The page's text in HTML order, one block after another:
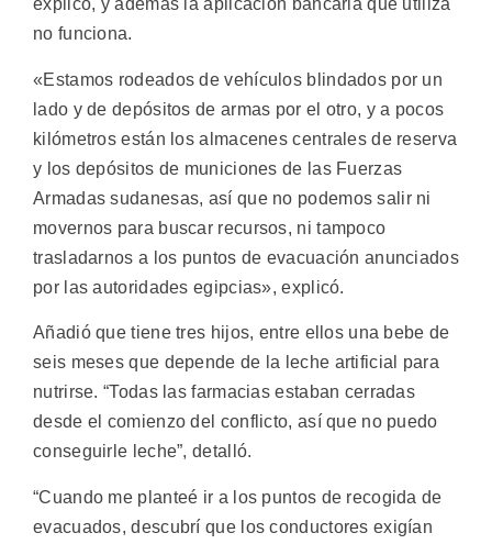
explicó, y además la aplicación bancaria que utiliza
no funciona.
«Estamos rodeados de vehículos blindados por un
lado y de depósitos de armas por el otro, y a pocos
kilómetros están los almacenes centrales de reserva
y los depósitos de municiones de las Fuerzas
Armadas sudanesas, así que no podemos salir ni
movernos para buscar recursos, ni tampoco
trasladarnos a los puntos de evacuación anunciados
por las autoridades egipcias», explicó.
Añadió que tiene tres hijos, entre ellos una bebe de
seis meses que depende de la leche artificial para
nutrirse. “Todas las farmacias estaban cerradas
desde el comienzo del conflicto, así que no puedo
conseguirle leche”, detalló.
“Cuando me planteé ir a los puntos de recogida de
evacuados, descubrí que los conductores exigían